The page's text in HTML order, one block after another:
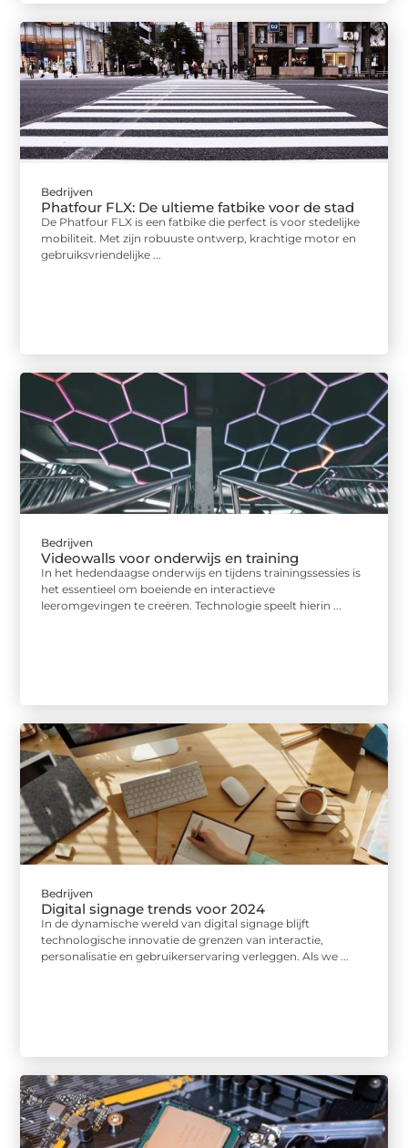
Bedrijven
Phatfour FLX: De ultieme fatbike voor de stad
De Phatfour FLX is een fatbike die perfect is voor stedelijke
mobiliteit. Met zijn robuuste ontwerp, krachtige motor en
gebruiksvriendelijke ...
Bedrijven
Videowalls voor onderwijs en training
In het hedendaagse onderwijs en tijdens trainingssessies is
het essentieel om boeiende en interactieve
leeromgevingen te creëren. Technologie speelt hierin ...
Bedrijven
Digital signage trends voor 2024
In de dynamische wereld van digital signage blijft
technologische innovatie de grenzen van interactie,
personalisatie en gebruikerservaring verleggen. Als we ...